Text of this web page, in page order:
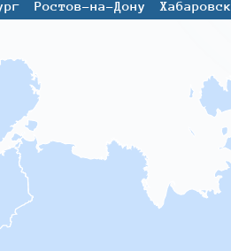
Ростов-на-Дону Хабаровск